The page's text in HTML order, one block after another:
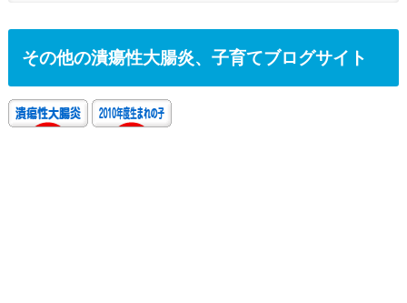
その他の潰瘍性大腸炎、子育てブログサイト